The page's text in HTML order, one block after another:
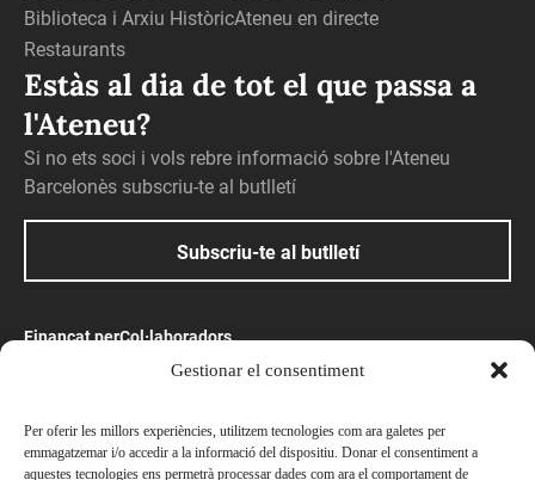
Gestionar el consentiment
Per oferir les millors experiències, utilitzem tecnologies com ara galetes per
emmagatzemar i/o accedir a la informació del dispositiu. Donar el consentiment a
aquestes tecnologies ens permetrà processar dades com ara el comportament de
Biblioteca i Arxiu Històric
Restaurants
Ateneu en directe
Estàs al dia de tot el que passa a
l'Ateneu?
Si no ets soci i vols rebre informació sobre l'Ateneu
Barcelonès subscriu-te al butlletí
Subscriu-te al butlletí
Finançat perCol·laboradors